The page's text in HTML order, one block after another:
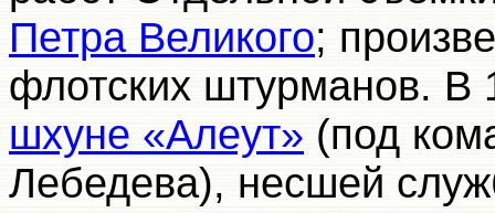
Петра Великого;
флотских штурманов. В
шхуне «Алеут» (под
Лебедева), несшей